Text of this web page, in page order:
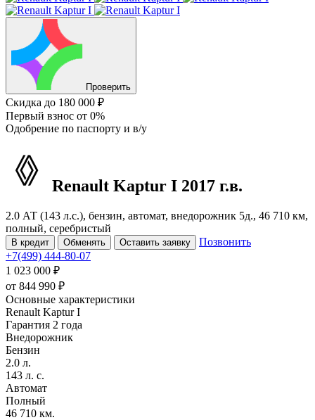
Проверить
Скидка до 180 000 ₽
Первый взнос от 0%
Одобрение по паспорту и в/у
Renault Kaptur I 2017 г.в.
2.0 АТ (143 л.с.), бензин, автомат, внедорожник 5д., 46 710 км,
полный, серебристый
В кредит Обменять Оставить заявку
Позвонить
+7(499) 444-80-07
1 023 000 ₽
от 844 990 ₽
Основные характеристики
Renault Kaptur I
Гарантия 2 года
Внедорожник
Бензин
2.0 л.
143 л. с.
Автомат
Полный
46 710 км.